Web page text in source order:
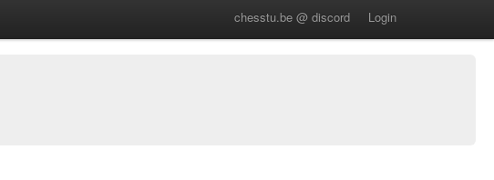
chesstu.be @ discord Login